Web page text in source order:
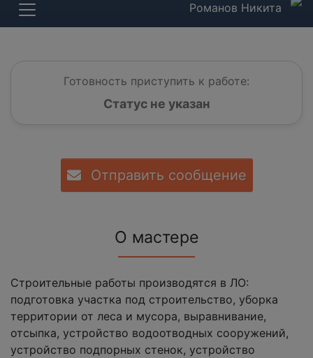
Романов Никита
Готовность приступить к работе:
Статус не указан
Отправить сообщение
О мастере
Строительные работы производятся в ЛО:
подготовка участка под строительство, уборка
территории от леса и мусора, выравнивание,
отсыпка, устройство водоотводных сооружений,
устройство подпорных стенок, устройство